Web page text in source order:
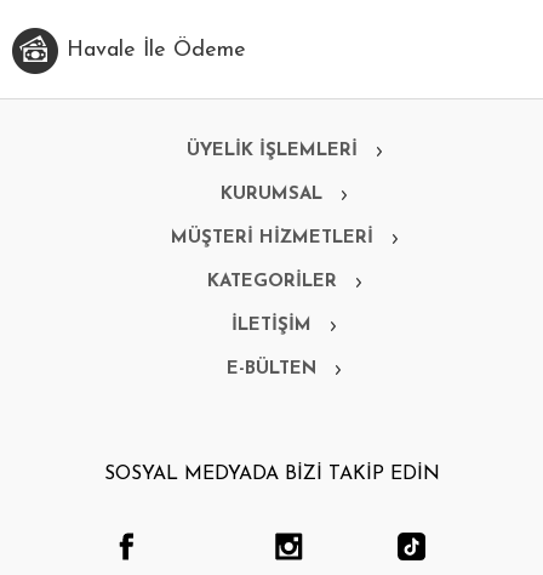
Havale İle Ödeme
ÜYELİK İŞLEMLERİ
KURUMSAL
MÜŞTERİ HİZMETLERİ
KATEGORİLER
İLETİŞİM
E-BÜLTEN
SOSYAL MEDYADA BİZİ TAKİP EDİN